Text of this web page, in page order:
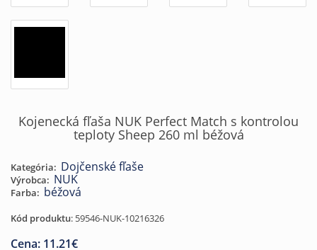
Kojenecká fľaša NUK Perfect Match s kontrolou
teploty Sheep 260 ml béžová
Kategória: Dojčenské fľaše
Výrobca: NUK
Farba: béžová
Kód produktu: 59546-NUK-10216326
Cena: 11.21€